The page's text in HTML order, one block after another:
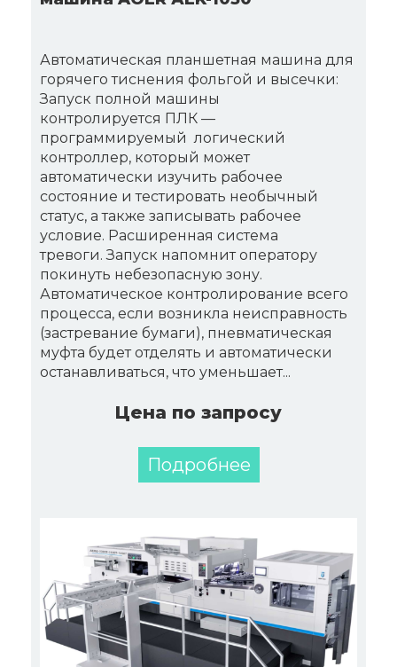
Автоматическая планшетная машина для
горячего тиснения фольгой и высечки:
Запуск полной машины
контролируется ПЛК —
программируемый логический
контроллер, который может
автоматически изучить рабочее
состояние и тестировать необычный
статус, а также записывать рабочее
условие. Расширенная система
тревоги. Запуск напомнит оператору
покинуть небезопасную зону.
Автоматическое контролирование всего
процесса, если возникла неисправность
(застревание бумаги), пневматическая
муфта будет отделять и автоматически
останавливаться, что уменьшает...
Цена по запросу
Подробнее